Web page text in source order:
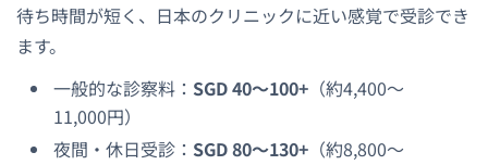
待ち時間が短く、日本のクリニックに近い感覚で受診でき
ます。
一般的な診察料： SGD 40〜100+ （約4,400〜
11,000円）
夜間・休日受診： SGD 80〜130+ （約8,800〜